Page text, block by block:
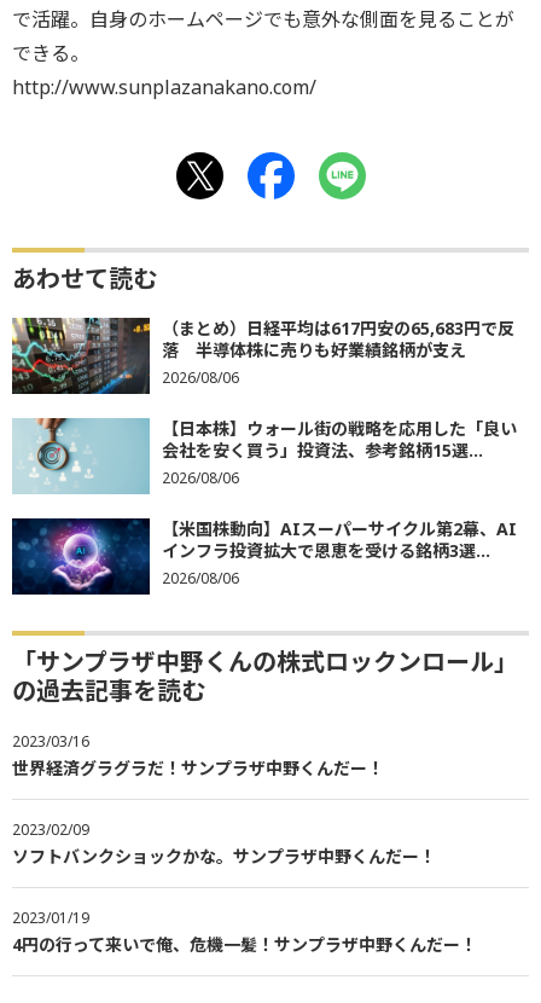
で活躍。自身のホームページでも意外な側面を見ることが
できる。
http://www.sunplazanakano.com/
あわせて読む
（まとめ）日経平均は617円安の65,683円で反
落 半導体株に売りも好業績銘柄が支え
2026/08/06
【日本株】ウォール街の戦略を応用した「良い
会社を安く買う」投資法、参考銘柄15選...
2026/08/06
【米国株動向】AIスーパーサイクル第2幕、AI
インフラ投資拡大で恩恵を受ける銘柄3選...
2026/08/06
「サンプラザ中野くんの株式ロックンロール」
の過去記事を読む
2023/03/16
世界経済グラグラだ！サンプラザ中野くんだー！
2023/02/09
ソフトバンクショックかな。サンプラザ中野くんだー！
2023/01/19
4円の行って来いで俺、危機一髪！サンプラザ中野くんだー！